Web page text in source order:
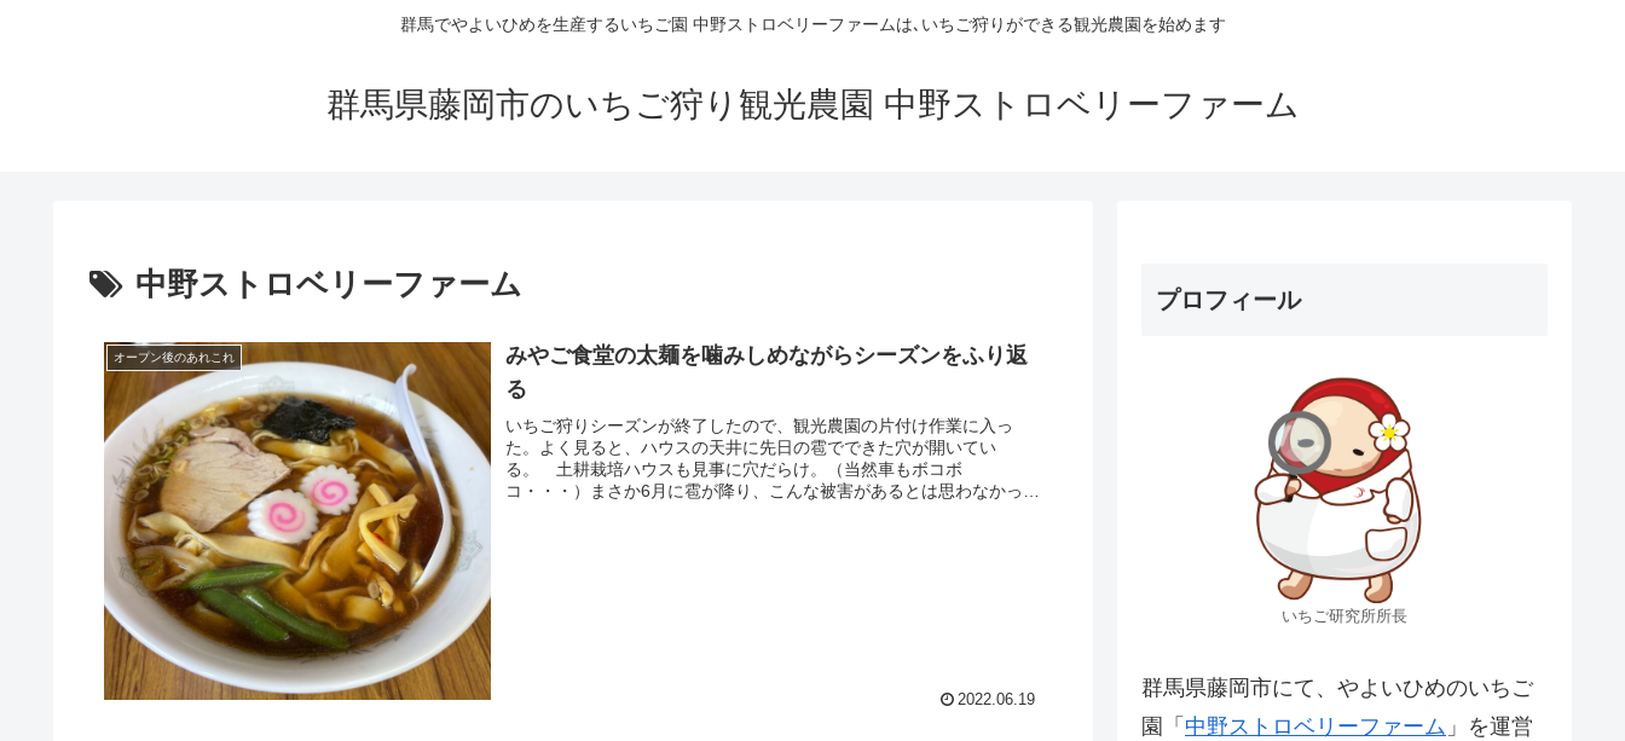
群馬でやよいひめを生産するいちご園 中野ストロベリーファームは､いちご狩りができる観光農園を始めます
群馬県藤岡市のいちご狩り観光農園 中野ストロベリーファーム
中野ストロベリーファーム
オープン後のあれこれ
みやご食堂の太麺を噛みしめながらシーズンをふり返
る
いちご狩りシーズンが終了したので、観光農園の片付け作業に入っ
た。よく見ると、ハウスの天井に先日の雹でできた穴が開いてい
る。 土耕栽培ハウスも見事に穴だらけ。（当然車もボコボ
コ・・・）まさか6月に雹が降り、こんな被害があるとは思わなかった
2022.06.19
プロフィール
いちご研究所所長
群馬県藤岡市にて、やよいひめのいちご
園「 中野ストロベリーファーム 」を運営